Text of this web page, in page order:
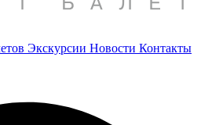
Экскурсии Новости Контакты